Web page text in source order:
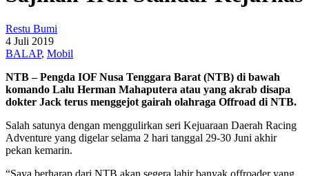
Restu Bumi
4 Juli 2019
BALAP, Mobil
NTB – Pengda IOF Nusa Tenggara Barat (NTB) di bawah
komando Lalu Herman Mahaputera atau yang akrab disapa
dokter Jack terus menggejot gairah olahraga Offroad di NTB.
Salah satunya dengan menggulirkan seri Kejuaraan Daerah Racing
Adventure yang digelar selama 2 hari tanggal 29-30 Juni akhir
pekan kemarin.
“Saya berharap dari NTB akan segera lahir banyak offroader yang